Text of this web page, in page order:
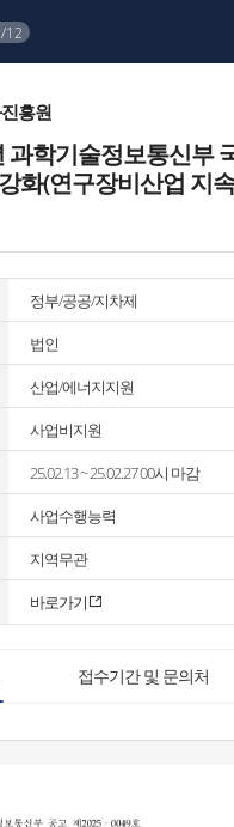
12
흥원
과학기술정보통신부
화(연구장비산업 지
정부/공공/지차제
법인
산업/에너지지원
사업비지원
25.02.13 ~ 25.02.27 00시 마감
사업수행능력
지역무관
바로가기
접수기간 및 문의처